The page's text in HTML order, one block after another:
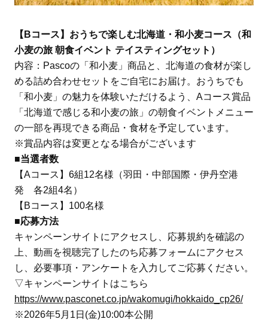
【Bコース】おうちで楽しむ北海道・和小麦コース（和
小麦の旅 朝食イベント テイスティングセット）
内容：Pascoの「和小麦」商品と、北海道の食材が楽し
める詰め合わせセットをご自宅にお届け。おうちでも
「和小麦」の魅力を体験いただけるよう、Aコース賞品
「北海道で感じる和小麦の旅」の朝食イベントメニュー
の一部を再現できる商品・食材を予定しています。
※賞品内容は変更となる場合がございます
■当選者数
【Aコース】6組12名様（羽田・中部国際・伊丹空港
発 各2組4名）
【Bコース】100名様
■応募方法
キャンペーンサイトにアクセスし、応募規約を確認の
上、動画を視聴完了したのち応募フォームにアクセス
し、必要事項・アンケートを入力してご応募ください。
▽キャンペーンサイトはこちら
https://www.pasconet.co.jp/wakomugi/hokkaido_cp26/
※2026年5月1日(金)10:00本公開